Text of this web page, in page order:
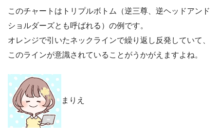
このチャートはトリプルボトム（逆三尊、逆ヘッドアンド
ショルダーズとも呼ばれる）の例です。
オレンジで引いたネックラインで繰り返し反発していて、
このラインが意識されていることがうかがえますよね。
まりえ